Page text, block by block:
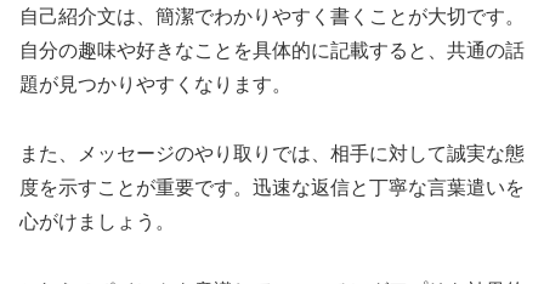
自己紹介文は、簡潔でわかりやすく書くことが大切です。
自分の趣味や好きなことを具体的に記載すると、共通の話
題が見つかりやすくなります。
また、メッセージのやり取りでは、相手に対して誠実な態
度を示すことが重要です。迅速な返信と丁寧な言葉遣いを
心がけましょう。